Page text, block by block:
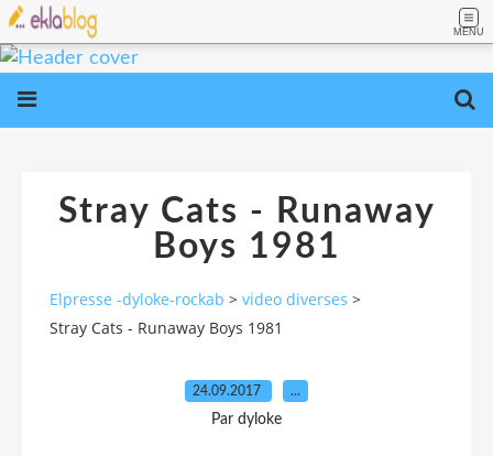
MENU
Stray Cats - Runaway
Boys 1981
Elpresse -dyloke-rockab > video diverses >
Stray Cats - Runaway Boys 1981
24.09.2017 …
Par dyloke